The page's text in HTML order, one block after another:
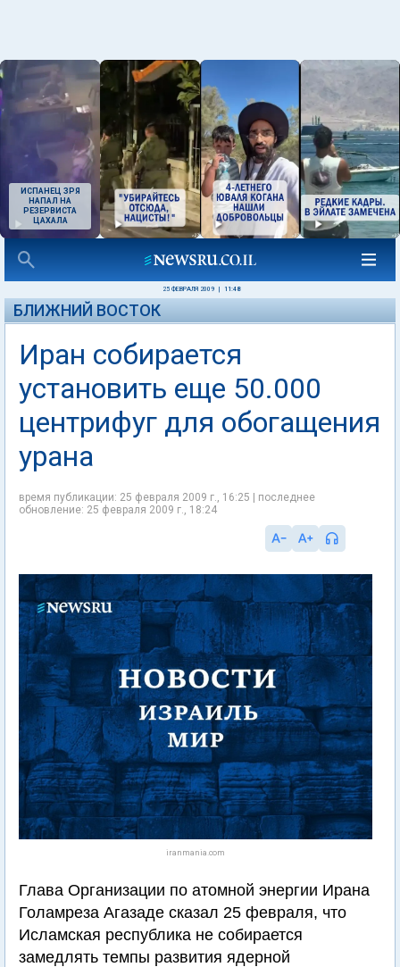
ИСПАНЕЦ ЗРЯ
НАПАЛ НА
РЕЗЕРВИСТА
ЦАХАЛА
25 ФЕВРАЛЯ 2009 11:48
БЛИЖНИЙ ВОСТОК
Иран собирается
установить еще 50.000
центрифуг для обогащения
урана
время публикации: 25 февраля 2009 г., 16:25 | последнее
обновление: 25 февраля 2009 г., 18:24
iranmania.com
Глава Организации по атомной энергии Ирана
Голамреза Агазаде сказал 25 февраля, что
Исламская республика не собирается
замедлять темпы развития ядерной